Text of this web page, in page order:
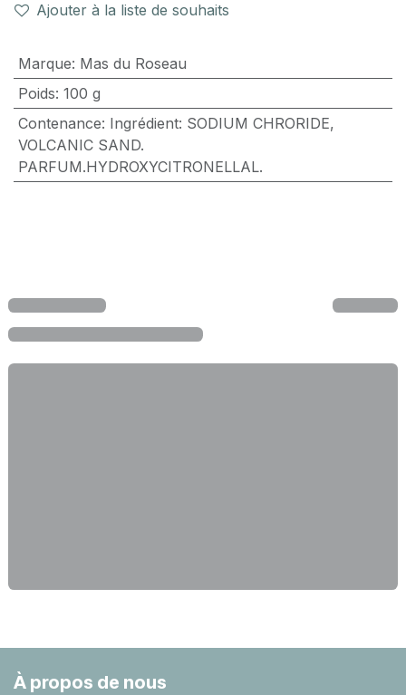
Ajouter à la liste de souhaits
Marque: Mas du Roseau
Poids: 100 g
Contenance: Ingrédient: SODIUM CHRORIDE,
VOLCANIC SAND.
PARFUM.HYDROXYCITRONELLAL.
À propos de nous